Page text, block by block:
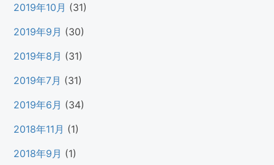
2019年10月 (31)
2019年9月 (30)
2019年8月 (31)
2019年7月 (31)
2019年6月 (34)
2018年11月 (1)
2018年9月 (1)